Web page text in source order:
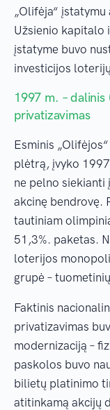
„Olifėja“
Užsienio kapitalo
įstatyme buvo
investicijos
1997 m. – dalinis
privatizavimas
Esminis
plėtrą, įvyko
ne pelno siekianti
akcinę bendrovę.
tautiniam
51,3%. paketas.
loterijos
grupė –
Faktinis
privatizavimas
modernizaciją –
paskolos buvo
bilietų platinimo
atitinkamą akcijų